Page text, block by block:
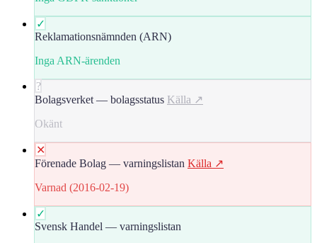
✓
Reklamationsnämnden (ARN)
Inga ARN-ärenden
?
Bolagsverket — bolagsstatus Källa ↗
Okänt
✕
Förenade Bolag — varningslistan Källa ↗
Varnad (2016-02-19)
✓
Svensk Handel — varningslistan